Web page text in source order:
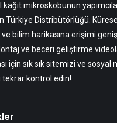
kağıt mikroskobunun
Türkiye Distribütörlüğü.
bilim harikasına erişimi
ve beceri geliştirme
için sık sık sitemizi ve sosyal
tekrar kontrol edin!